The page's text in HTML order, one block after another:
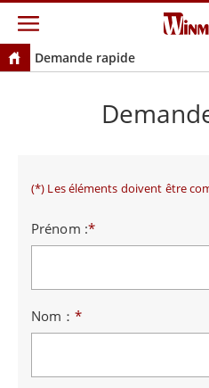
Demande rapide
(*) Les éléments doivent être
Prénom :*
Nom：*